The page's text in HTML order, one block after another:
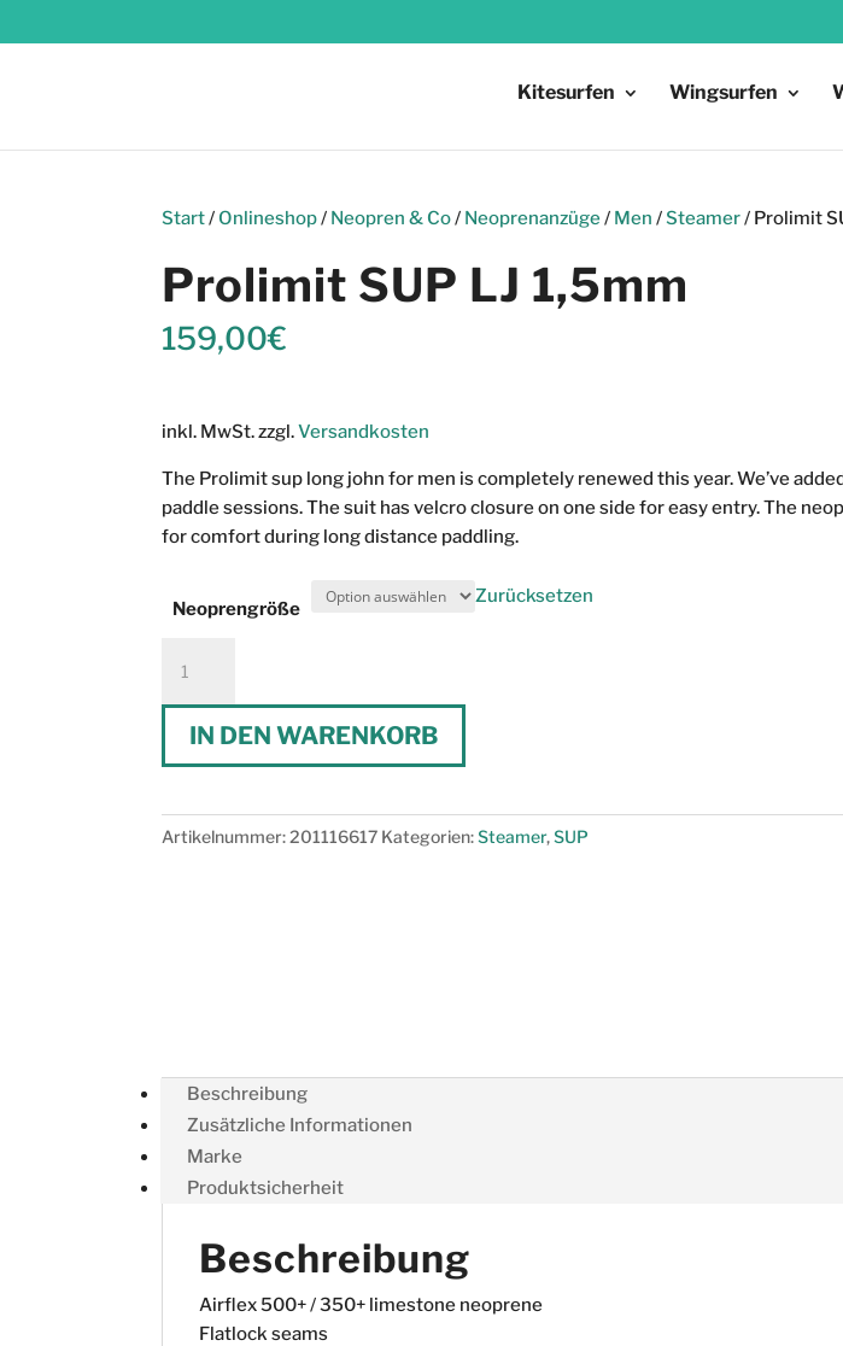
Kitesurfen Wingsurfen
Start/ Onlineshop/ Neopren & Co/ Neoprenanzüge/ Men /Steamer/ Prolimit
Prolimit SUP LJ 1,5mm
159,00€
inkl. MwSt.zzgl.Versandkosten
The Prolimit sup long john for men is completely renewed this year. We’ve
paddle sessions. The suit has velcro closure on one side for easy entry. The
for comfort during long distance paddling.
Neoprengröße
Zurücksetzen
SUP
LJ
1,5mm
Menge
IN DEN WARENKORB
Artikelnummer:201116617 Kategorien:Steamer,SUP
Beschreibung
Zusätzliche Informationen
Marke
Produktsicherheit
Beschreibung
Airflex 500+ / 350+ limestone neoprene
Flatlock seams